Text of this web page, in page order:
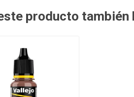
producto también